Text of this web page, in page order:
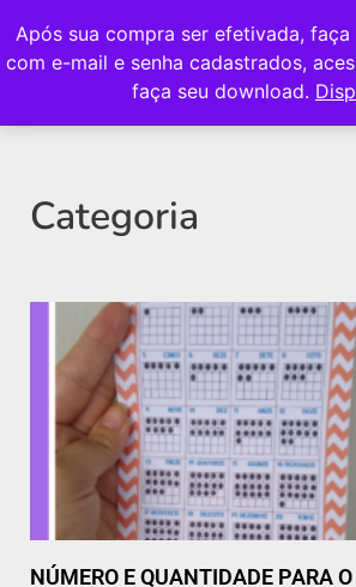
Após sua compra ser efetivada,
com e-mail e senha cadastrados,
faça seu download.
Categoria
NÚMERO E QUANTIDADE PARA